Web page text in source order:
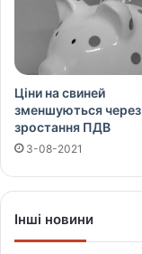
Ціни на свиней
зменшуються через
зростання ПДВ
3-08-2021
Інші новини